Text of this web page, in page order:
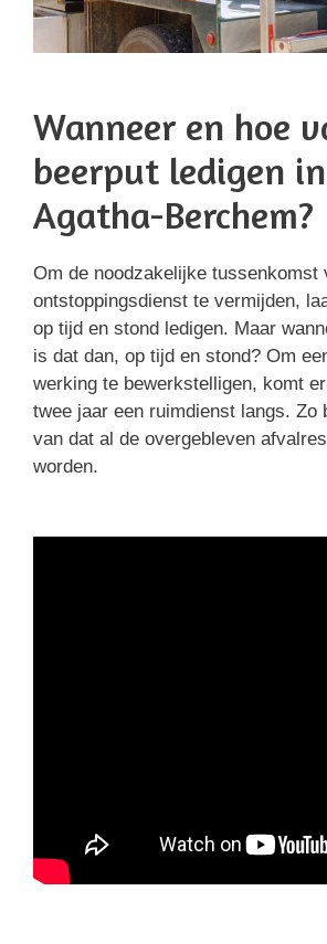
Wanneer en hoe
beerput ledigen
Agatha-Berchem?
Om de noodzakelijke tussenkomst
ontstoppingsdienst te vermijden,
op tijd en stond ledigen. Maar
is dat dan, op tijd en stond? Om
werking te bewerkstelligen, komt
twee jaar een ruimdienst langs. Zo
van dat al de overgebleven
worden.